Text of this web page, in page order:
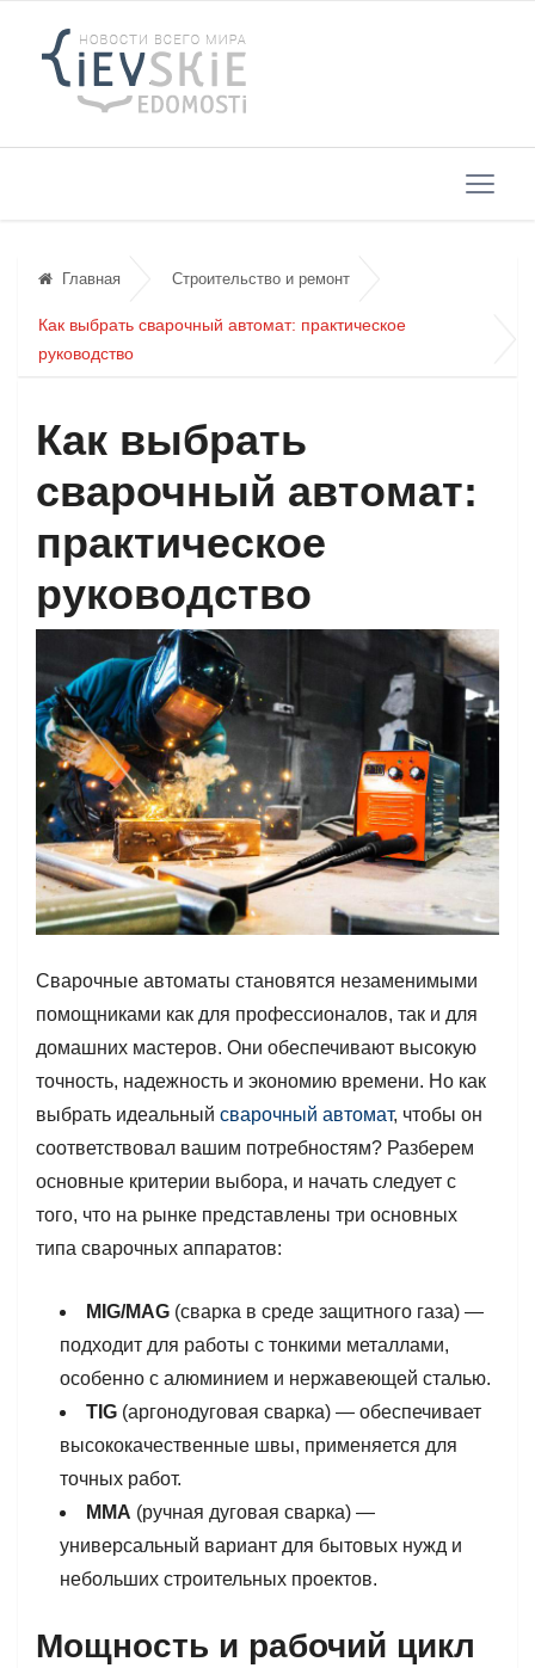
Главная Строительство и ремонт
Как выбрать сварочный автомат: практическое
руководство
Как выбрать
сварочный автомат:
практическое
руководство
Сварочные автоматы становятся незаменимыми
помощниками как для профессионалов, так и для
домашних мастеров. Они обеспечивают высокую
точность, надежность и экономию времени. Но как
выбрать идеальный сварочный автомат, чтобы он
соответствовал вашим потребностям? Разберем
основные критерии выбора, и начать следует с
того, что на рынке представлены три основных
типа сварочных аппаратов:
MIG/MAG (сварка в среде защитного газа) —
подходит для работы с тонкими металлами,
особенно с алюминием и нержавеющей сталью.
TIG (аргонодуговая сварка) — обеспечивает
высококачественные швы, применяется для
точных работ.
MMA (ручная дуговая сварка) —
универсальный вариант для бытовых нужд и
небольших строительных проектов.
Мощность и рабочий цикл